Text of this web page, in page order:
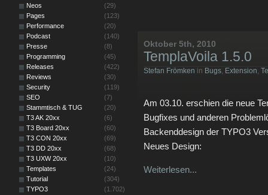
Oktober 5th, 2010
TemplaVoila 1.5.0
Stefan Frömken in Bugs, Extension,
Am 03.10. erschien die neue
Bugfixes und anderen
Backenddesign der TYPO3
Neues Design:
Weiterlesen...
Neos
(29)
Pages
(123)
Performance
(20)
Podcast
(140)
Presse
(8)
Programming
(45)
Releases
(422)
Reviews
(30)
Security
(119)
SEO
(7)
Stammtisch & TUG
(20)
T3 AK 20xx
(6)
T3 Board 20xx
(60)
T3 CON 20xx
(69)
T3 DD 20xx
(68)
T3 UXW 20xx
(10)
Templates
(24)
Tutorial
(304)
TYPO3
(1.702)